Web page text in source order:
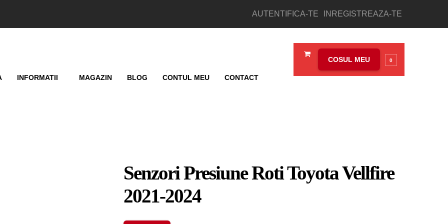
AUTENTIFICA-TE INREGISTREAZA-TE
COSUL MEU 0
INFORMATII MAGAZIN BLOG CONTUL MEU CONTACT
Senzori Presiune Roti Toyota Vellfire
2021-2024